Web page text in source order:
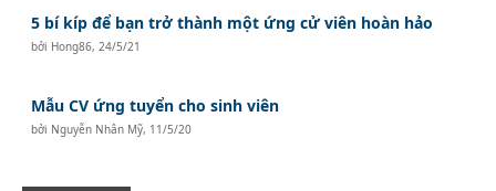
5 bí kíp để bạn trở thành một ứng cử viên hoàn hảo
bởi Hong86,24/5/21
Mẫu CV ứng tuyển cho sinh viên
bởi Nguyễn Nhân Mỹ, 11/5/20